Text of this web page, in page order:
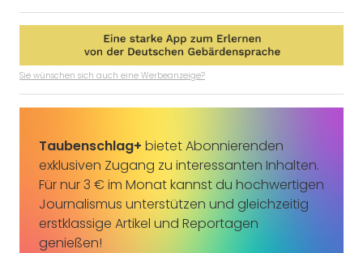
Sie wünschen sich auch eine Werbeanzeige?
Taubenschlag+ bietet Abonnierenden
exklusiven Zugang zu interessanten Inhalten.
Für nur 3 € im Monat kannst du hochwertigen
Journalismus unterstützen und gleichzeitig
erstklassige Artikel und Reportagen
genießen!